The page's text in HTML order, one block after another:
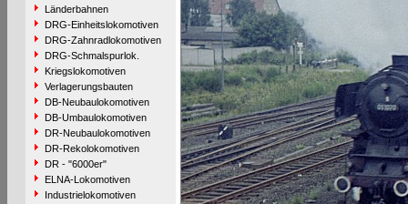
Länderbahnen
DRG-Einheitslokomotiven
DRG-Zahnradlokomotiven
DRG-Schmalspurlok.
Kriegslokomotiven
Verlagerungsbauten
DB-Neubaulokomotiven
DB-Umbaulokomotiven
DR-Neubaulokomotiven
DR-Rekolokomotiven
DR - "6000er"
ELNA-Lokomotiven
Industrielokomotiven